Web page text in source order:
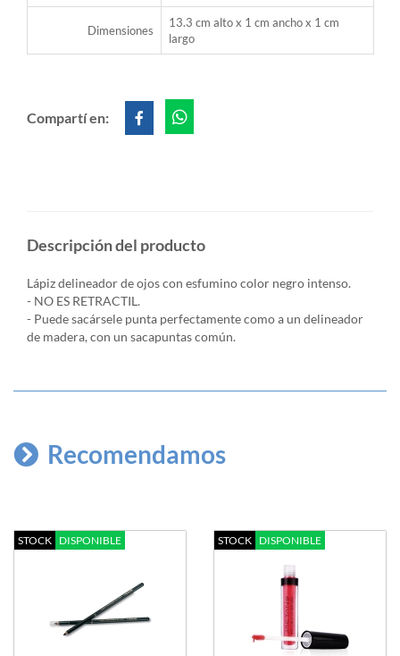
Dimensiones
13.3 cm alto x 1 cm ancho x 1 cm
largo
Compartí en:
Descripción del producto
Lápiz delineador de ojos con esfumino color negro intenso.
- NO ES RETRACTIL.
- Puede sacársele punta perfectamente como a un delineador
de madera, con un sacapuntas común.
Recomendamos
STOCK DISPONIBLE STOCK DISPONIBLE